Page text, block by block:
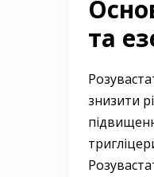
та
знизити